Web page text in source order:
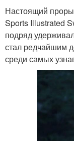
Настоящий
Sports Illustrated
подряд
стал редчайшим
среди самых